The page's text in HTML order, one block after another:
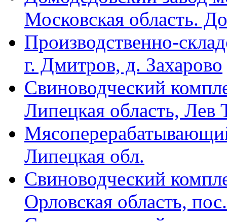
Московская область.
Производственно-
г. Дмитров, д. Захарово
Свиноводческий
Липецкая область, Лев
Липецкая обл.
Свиноводческий
Орловская область,